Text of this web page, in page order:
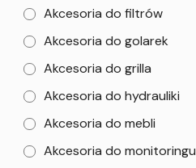
Akcesoria do filtrów
Akcesoria do golarek
Akcesoria do grilla
Akcesoria do hydrauliki
Akcesoria do mebli
Akcesoria do monitoringu